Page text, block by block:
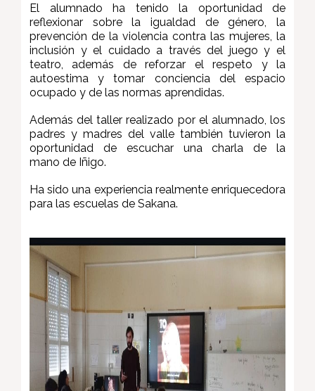
El alumnado ha tenido la oportunidad de
reflexionar sobre la igualdad de género, la
prevención de la violencia contra las mujeres, la
inclusión y el cuidado a través del juego y el
teatro, además de reforzar el respeto y la
autoestima y tomar conciencia del espacio
ocupado y de las normas aprendidas.
Además del taller realizado por el alumnado, los
padres y madres del valle también tuvieron la
oportunidad de escuchar una charla de la
mano de Iñigo.
Ha sido una experiencia realmente enriquecedora
para las escuelas de Sakana.